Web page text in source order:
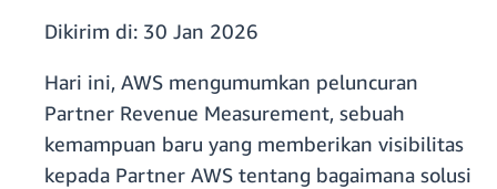
Dikirim di: 30 Jan 2026
Hari ini, AWS mengumumkan peluncuran
Partner Revenue Measurement, sebuah
kemampuan baru yang memberikan visibilitas
kepada Partner AWS tentang bagaimana solusi